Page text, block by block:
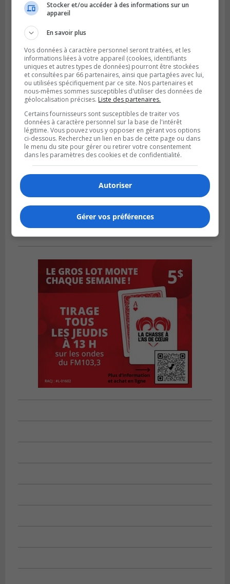
Publié le 6 août 2026 à 05h39
La grenade du camping du lac Cristal était
inoffensive
Stocker et/ou accéder à des informations sur un
appareil
En savoir plus
Vos données à caractère personnel seront traitées, et les
informations liées à votre appareil (cookies, identifiants
uniques et autres types de données) pourront être stockées
et consultées par 66 partenaires, ainsi que partagées avec lui,
ou utilisées spécifiquement par ce site. Nos partenaires et
nous-mêmes sommes susceptibles d'utiliser des données de
géolocalisation précises. Liste des partenaires.
Certains fournisseurs sont susceptibles de traiter vos
données à caractère personnel sur la base de l'intérêt
légitime. Vous pouvez vous y opposer en gérant vos options
ci-dessous. Recherchez un lien en bas de cette page ou dans
le menu du site pour gérer ou retirer votre consentement
dans les paramètres des cookies et de confidentialité.
Autoriser
Gérer vos préférences